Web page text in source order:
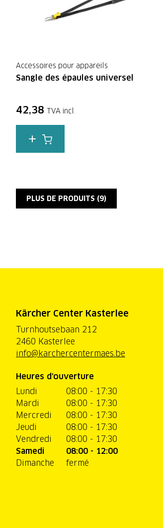
Accessoires pour appareils
Sangle des épaules universel
42,38 TVA incl.
PLUS DE PRODUITS (9)
Kärcher Center Kasterlee
Turnhoutsebaan 212
2460 Kasterlee
info@karchercentermaes.be
Heures d'ouverture
Lundi
08:00 - 17:30
Mardi
08:00 - 17:30
Mercredi
08:00 - 17:30
Jeudi
08:00 - 17:30
Vendredi
08:00 - 17:30
Samedi
08:00 - 12:00
Dimanche
fermé